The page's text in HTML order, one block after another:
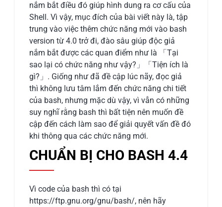
nắm bắt điều đó giúp hình dung ra cơ cấu của
Shell. Vì vậy, mục đích của bài viết này là, tập
trung vào việc thêm chức năng mới vào bash
version từ 4.0 trở đi, đào sâu giúp độc giả
nắm bắt được các quan điểm như là 「Tại
sao lại có chức năng như vậy?」「Tiện ích là
gì?」. Giống như đã đề cập lúc nãy, đọc giả
thì không lưu tâm lắm đến chức năng chi tiết
của bash, nhưng mặc dù vậy, vì vẫn có những
suy nghĩ rằng bash thì bất tiện nên muốn đề
cập đến cách làm sao để giải quyết vấn đề đó
khi thông qua các chức năng mới.
CHUẨN BỊ CHO BASH 4.4
Vì code của bash thì có tại
https://ftp.gnu.org/gnu/bash/, nên hãy